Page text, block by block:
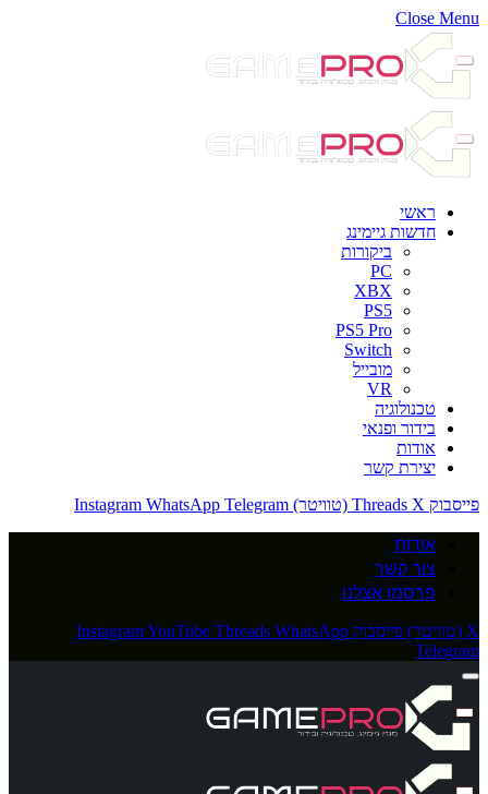
Close Menu
ראשי
חדשות גיימינג
ביקורות
PC
XBX
PS5
PS5 Pro
Switch
מובייל
VR
טכנולוגיה
בידור ופנאי
אודות
יצירת קשר
פייסבוק
Threads X (טוויטר) Instagram WhatsApp Telegram
אודות
צור קשר
פרסמו אצלנו
X (טוויטר) פייסבוק InstagramYouTube Threads WhatsApp
Telegram